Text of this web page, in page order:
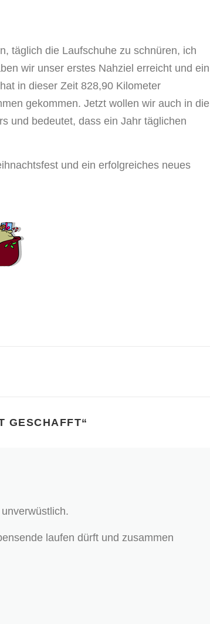
täglich die Laufschuhe zu schnüren, ich
wir unser erstes Nahziel erreicht und ein
in dieser Zeit 828,90 Kilometer
gekommen. Jetzt wollen wir auch in die
und bedeutet, dass ein Jahr täglichen
und ein erfolgreiches neues
GESCHAFFT“
laufen dürft und zusammen